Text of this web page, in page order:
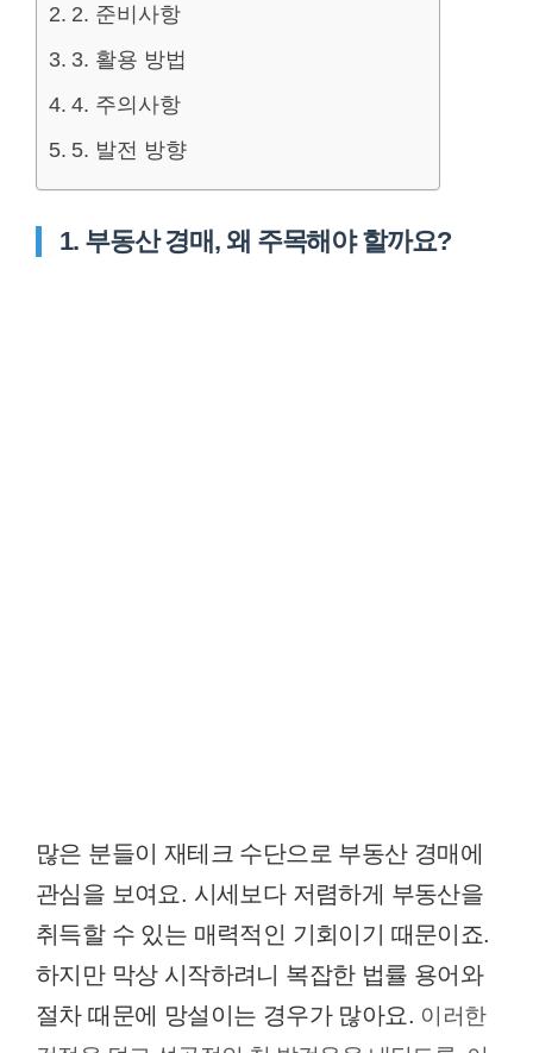
2. 준비사항
3. 활용 방법
4. 주의사항
5. 발전 방향
1. 부동산 경매, 왜 주목해야 할까요?
많은 분들이 재테크 수단으로 부동산 경매에
관심을 보여요. 시세보다 저렴하게 부동산을
취득할 수 있는 매력적인 기회이기 때문이죠.
하지만 막상 시작하려니 복잡한 법률 용어와
절차 때문에 망설이는 경우가 많아요. 이러한